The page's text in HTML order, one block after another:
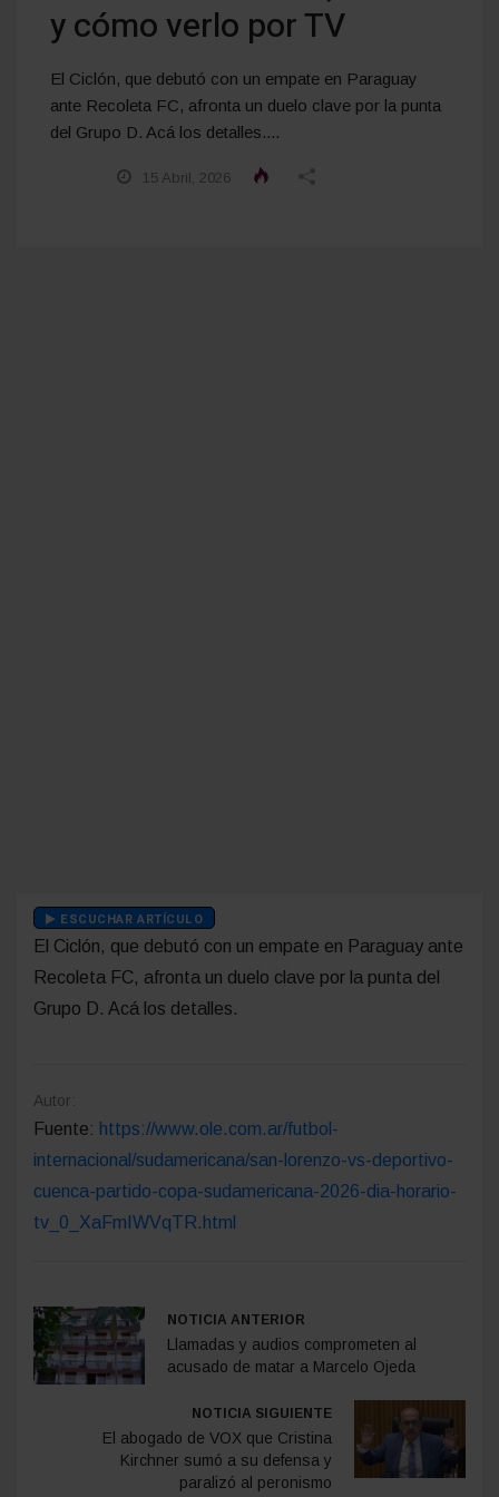
y cómo verlo por TV
El Ciclón, que debutó con un empate en Paraguay
ante Recoleta FC, afronta un duelo clave por la punta
del Grupo D. Acá los detalles....
15 Abril, 2026
ESCUCHAR ARTÍCULO
El Ciclón, que debutó con un empate en Paraguay ante
Recoleta FC, afronta un duelo clave por la punta del
Grupo D. Acá los detalles.
Autor:
Fuente: https://www.ole.com.ar/futbol-
internacional/sudamericana/san-lorenzo-vs-deportivo-
cuenca-partido-copa-sudamericana-2026-dia-horario-
tv_0_XaFmIWVqTR.html
NOTICIA ANTERIOR
Llamadas y audios comprometen al
acusado de matar a Marcelo Ojeda
NOTICIA SIGUIENTE
El abogado de VOX que Cristina
Kirchner sumó a su defensa y
paralizó al peronismo